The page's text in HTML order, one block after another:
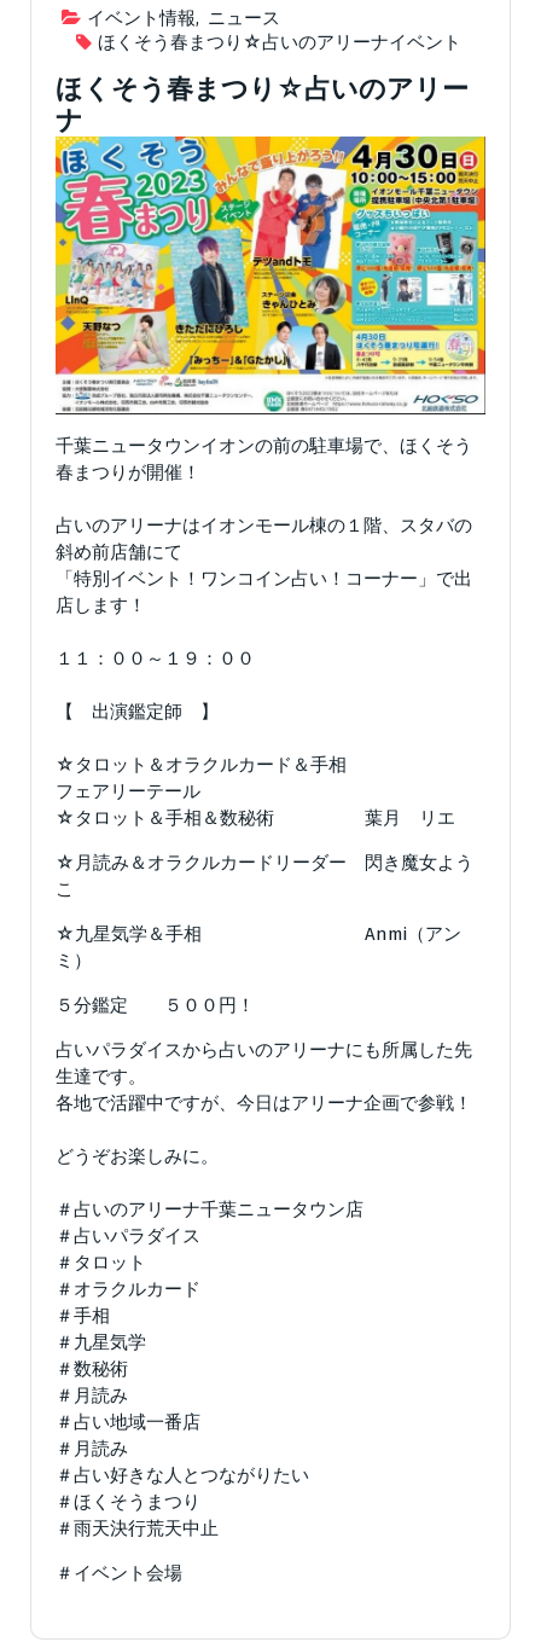
イベント情報, ニュース
ほくそう春まつり☆占いのアリーナイベント
ほくそう春まつり☆占いのアリー
ナ
千葉ニュータウンイオンの前の駐車場で、ほくそう
春まつりが開催！
占いのアリーナはイオンモール棟の１階、スタバの
斜め前店舗にて
「特別イベント！ワンコイン占い！コーナー」で出
店します！
１１：００～１９：００
【 出演鑑定師 】
☆タロット＆オラクルカード＆手相
フェアリーテール
☆タロット＆手相＆数秘術 葉月 リエ
☆月読み＆オラクルカードリーダー 閃き魔女よう
こ
☆九星気学＆手相 Anmi（アン
ミ）
５分鑑定 ５００円！
占いパラダイスから占いのアリーナにも所属した先
生達です。
各地で活躍中ですが、今日はアリーナ企画で参戦！
どうぞお楽しみに。
＃占いのアリーナ千葉ニュータウン店
＃占いパラダイス
＃タロット
＃オラクルカード
＃手相
＃九星気学
＃数秘術
＃月読み
＃占い地域一番店
＃月読み
＃占い好きな人とつながりたい
＃ほくそうまつり
＃雨天決行荒天中止
＃イベント会場